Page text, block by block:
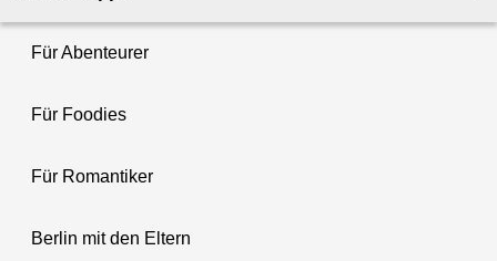
Für Abenteurer
Für Foodies
Für Romantiker
Berlin mit den Eltern